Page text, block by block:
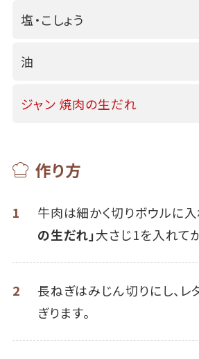
塩・こしょう
油
ジャン 焼肉の生だれ
作り方
1 牛肉は細かく切りボウルに入
の生だれ」大さじ1を入れて
2
長ねぎはみじん切りにし、
ぎります。